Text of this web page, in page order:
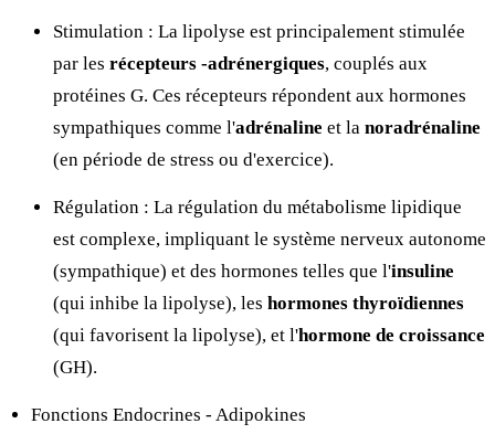
Stimulation : La lipolyse est principalement stimulée
par les récepteurs -adrénergiques, couplés aux
protéines G. Ces récepteurs répondent aux hormones
sympathiques comme l'adrénaline et la noradrénaline
(en période de stress ou d'exercice).
Régulation : La régulation du métabolisme lipidique
est complexe, impliquant le système nerveux autonome
(sympathique) et des hormones telles que l'insuline
(qui inhibe la lipolyse), les hormones thyroïdiennes
(qui favorisent la lipolyse), et l'hormone de croissance
(GH).
Fonctions Endocrines - Adipokines